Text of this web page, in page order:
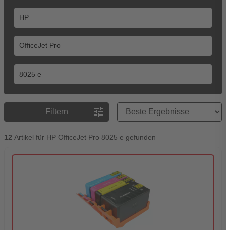
Filtern tune
Preisreihenfolge
12 Artikel für HP OfficeJet Pro 8025 e gefunden